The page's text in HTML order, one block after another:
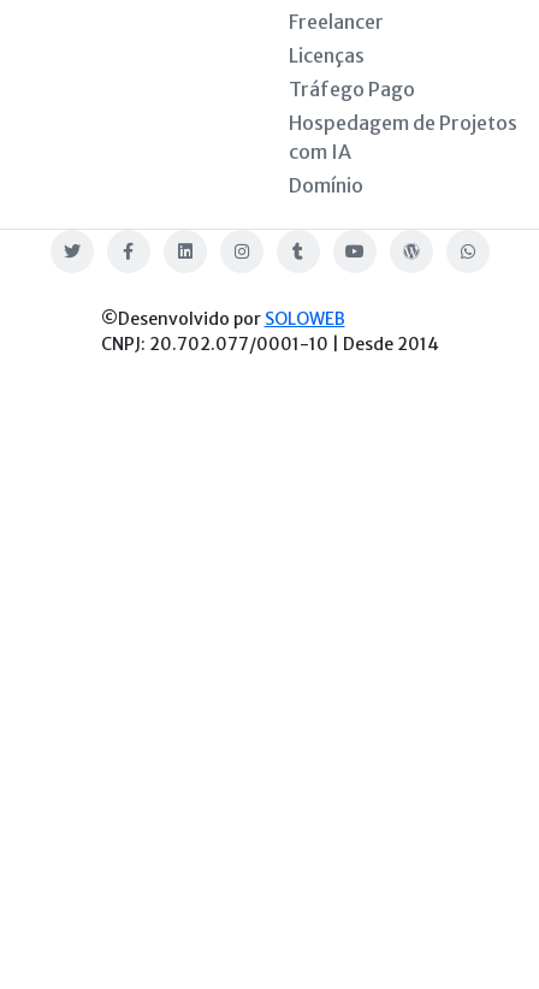
Freelancer
Licenças
Tráfego Pago
Hospedagem de Projetos
com IA
Domínio
Twitter FacebookLinkedin InstagramTumblr Youtube Blog WhatsApp
©Desenvolvido por SOLOWEB
CNPJ: 20.702.077/0001-10 | Desde 2014